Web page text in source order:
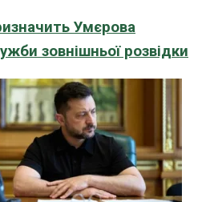
Умєрова
зовнішньої розвідки